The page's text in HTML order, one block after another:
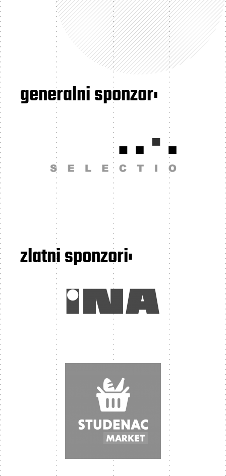
generalni sponzor:
zlatni sponzori: